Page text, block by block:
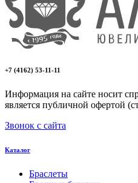
+7 (4162) 53-11-11
Информация на сайте носит
является публичной офертой
Звонок с сайта
Каталог
Браслеты